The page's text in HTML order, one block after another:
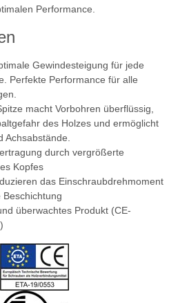
Performance.
Gewindesteigung für jede
Perfekte Performance für alle
macht Vorbohren überflüssig,
des Holzes und ermöglicht
Achsabstände.
durch vergrößerte
Kopfes
das Einschraubdrehmoment
überwachtes Produkt (CE-